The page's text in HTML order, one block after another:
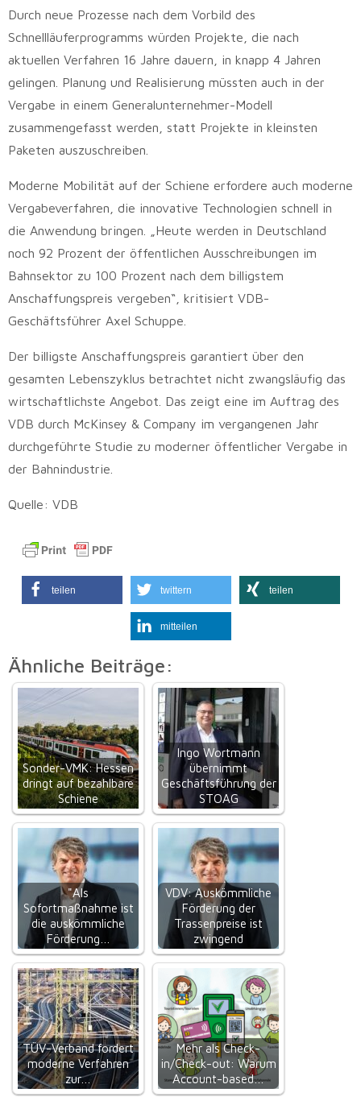
Durch neue Prozesse nach dem Vorbild des
Schnellläuferprogramms würden Projekte, die nach
aktuellen Verfahren 16 Jahre dauern, in knapp 4 Jahren
gelingen. Planung und Realisierung müssten auch in der
Vergabe in einem Generalunternehmer-Modell
zusammengefasst werden, statt Projekte in kleinsten
Paketen auszuschreiben.
Moderne Mobilität auf der Schiene erfordere auch moderne
Vergabeverfahren, die innovative Technologien schnell in
die Anwendung bringen. „Heute werden in Deutschland
noch 92 Prozent der öffentlichen Ausschreibungen im
Bahnsektor zu 100 Prozent nach dem billigstem
Anschaffungspreis vergeben“, kritisiert VDB-
Geschäftsführer Axel Schuppe.
Der billigste Anschaffungspreis garantiert über den
gesamten Lebenszyklus betrachtet nicht zwangsläufig das
wirtschaftlichste Angebot. Das zeigt eine im Auftrag des
VDB durch McKinsey & Company im vergangenen Jahr
durchgeführte Studie zu moderner öffentlicher Vergabe in
der Bahnindustrie.
Quelle: VDB
teilen twittern teilen
mitteilen
Ähnliche Beiträge:
Sonder-VMK: Hessen
dringt auf bezahlbare
Schiene
Ingo Wortmann
übernimmt
Geschäftsführung der
STOAG
"Als
Sofortmaßnahme ist
die auskömmliche
Förderung…
VDV: Auskömmliche
Förderung der
Trassenpreise ist
zwingend
TÜV-Verband fordert
moderne Verfahren
zur…
Mehr als Check-
in/Check-out: Warum
Account-based…